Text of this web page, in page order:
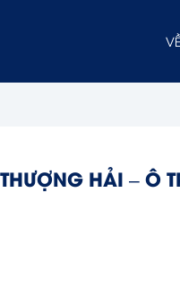
HẢI – Ô